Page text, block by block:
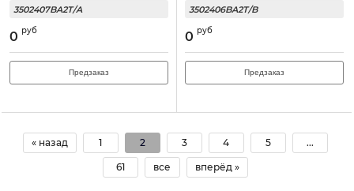
3502407BA2T/A
0 руб
Предзаказ
3502406BA2T/B
0 руб
Предзаказ
« назад 1 2 3 4 5 ...
61 все вперёд »